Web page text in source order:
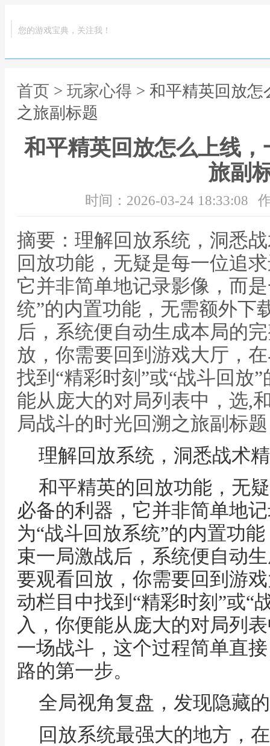
您的游戏宝典，关注我！
首页 > 玩家心得 > 和平精英回放
之旅副标题
和平精英回放怎么上线
旅副
时间：2026-03-24 18:33:08
摘要：理解回放系统，洞悉
回放功能，无疑是每一位追
它并非简单地记录影像，而
统”的内置功能，无需额外下
后，系统便自动生成本局的
放，你需要回到游戏大厅，
找到“精彩时刻”或“战斗回放
能从庞大的对局列表中，选,
局战斗的时光回溯之旅副标题
理解回放系统，洞悉战术
和平精英的回放功能，无
必备的利器，它并非简单地
为“战斗回放系统”的内置功
束一局激战后，系统便自动
要观看回放，你需要回到游
动栏目中找到“精彩时刻”或“
入，你便能从庞大的对局列
一场战斗，这个过程简单直
路的第一步。
全局视角复盘，发现隐藏
回放系统最强大的地方，